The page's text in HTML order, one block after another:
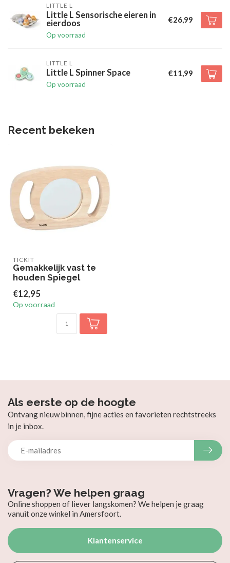
LITTLE L
Little L Sensorische eieren in
eierdoos
Op voorraad
€26,99
LITTLE L
Little L Spinner Space
Op voorraad
€11,99
Recent bekeken
TICKIT
Gemakkelijk vast te
houden Spiegel
€12,95
Op voorraad
Vragen? We helpen graag
Online shoppen of liever langskomen? We helpen je graag
vanuit onze winkel in Amersfoort.
Klantenservice
Als eerste op de hoogte
Ontvang nieuw binnen, fijne acties en favorieten rechtstreeks
in je inbox.